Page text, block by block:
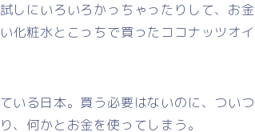
しにいろいろかっちゃったりして、お金
化粧水とこっちで買ったココナッツオイ
いる日本。買う必要はないのに、ついつ
、何かとお金を使ってしまう。